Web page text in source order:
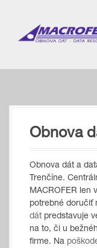
o
Obnova
Obnova dát a
Trenčíne.
MACROFER len
potrebné doručiť
dát predstavuje
na to, či u
firme. Na